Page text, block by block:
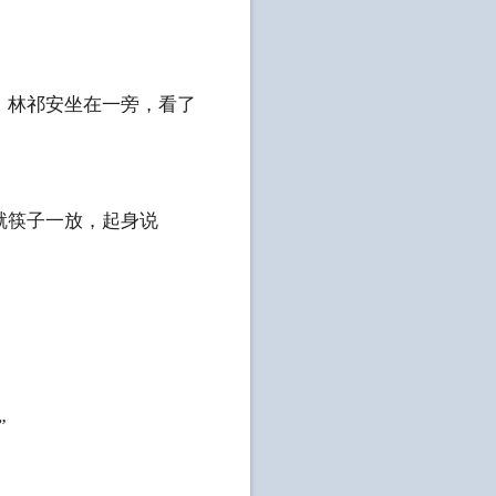
祁安坐在一旁，看了
子一放，起身说